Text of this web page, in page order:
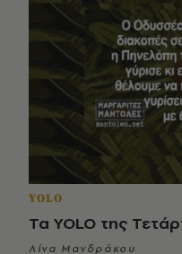
YOLO
Τα YOLO της
Λίνα Μανδράκου